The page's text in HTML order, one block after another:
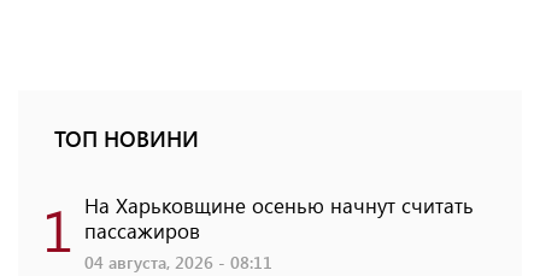
ТОП НОВИНИ
1 На Харьковщине осенью начнут считать
пассажиров
04 августа, 2026 - 08:11